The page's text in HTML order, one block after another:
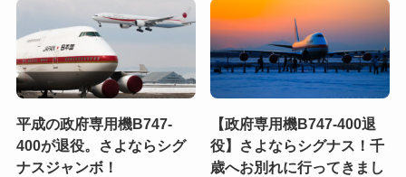
平成の政府専用機B747-
400が退役。さよならシグ
ナスジャンボ！
【政府専用機B747-400退
役】さよならシグナス！千
歳へお別れに行ってきまし